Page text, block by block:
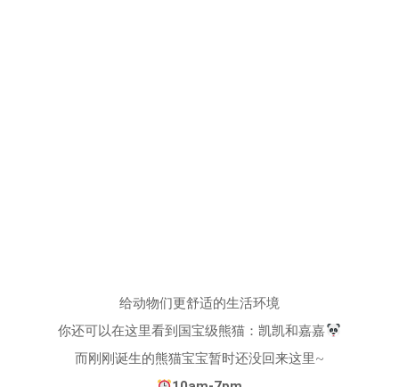
给动物们更舒适的生活环境
你还可以在这里看到国宝级熊猫：凯凯和嘉嘉
而刚刚诞生的熊猫宝宝暂时还没回来这里~